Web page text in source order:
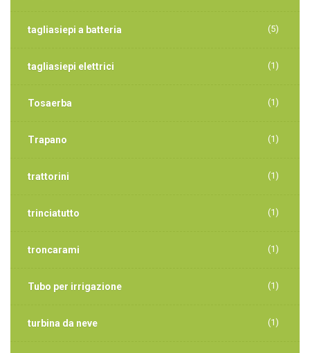
tagliasiepi a batteria (5)
tagliasiepi elettrici (1)
Tosaerba (1)
Trapano (1)
trattorini (1)
trinciatutto (1)
troncarami (1)
Tubo per irrigazione (1)
turbina da neve (1)